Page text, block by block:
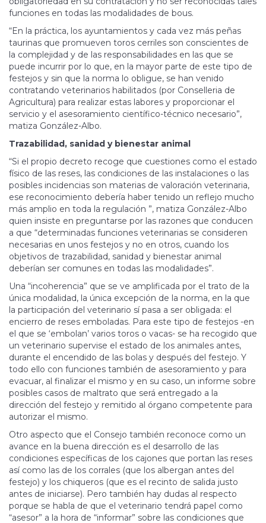
funciones en todas las modalidades de bous.
“En la práctica, los ayuntamientos y cada vez más peñas
taurinas que promueven toros cerriles son cons­cien­tes de
la com­plejidad y de las respon­sabilidades en las que se
puede incurrir por lo que, en la mayor parte de este tipo de
festejos y sin que la nor­­ma lo obligue, se han venido
contratando veterinarios habilitados (por Conselleria de
Agricultura) para realizar estas la­­bores y pro­porcionar el
servicio y el asesoramiento científico-técnico necesario”,
ma­tiza González-Albo.
Trazabilidad, sanidad y bienestar animal
“Si el propio decreto recoge que cuestiones como el estado
físico de las reses, las condiciones de las instalaciones o las
posibles incidencias son materias de va­loración veterinaria,
ese reconocimiento debería haber tenido un reflejo mucho
más amplio en toda la regulación ”, matiza González-Albo
quien insiste en preguntarse por las razones que conducen
a que “determinadas funciones veterinarias se consideren
necesarias en unos festejos y no en otros, cuando los
objetivos de trazabilidad, sanidad y bienestar animal
deberían ser comunes en todas las modalidades”.
Una “incoherencia” que se ve amplificada por el trato de la
única mo­dalidad, la única excepción de la norma, en la que
la participación del veterinario sí pasa a ser obligada: el
encierro de reses emboladas. Para este tipo de festejos -en
el que se ‘embolan’ varios toros o vacas- se ha recogido que
un veterinario supervise el estado de los animales antes,
durante el encendido de las bolas y después del festejo. Y
todo ello con funciones también de asesoramiento y para
evacuar, al finalizar el mismo y en su caso, un informe sobre
posibles casos de maltrato que será entregado a la
dirección del festejo y remitido al órgano competente para
autorizar el mismo.
Otro aspecto que el Consejo también reconoce como un
avance en la buena dirección es el desarrollo de las
condiciones es­­­pecíficas de los cajones que portan las reses
así como las de los corrales (que los albergan antes del
festejo) y los chiqueros (que es el recinto de salida justo
antes de iniciarse). Pero también hay dudas al respecto
porque se habla de que el veterinario tendrá papel como
“asesor” a la hora de “informar” sobre las condiciones que